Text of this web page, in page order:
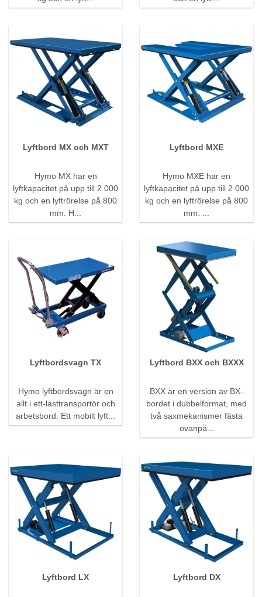
Lyftbord MX och MXT
Hymo MX har en
lyftkapacitet på upp till 2 000
kg och en lyftrörelse på 800
mm. H...
Lyftbord MXE
Hymo MXE har en
lyftkapacitet på upp till 2 000
kg och en lyftrörelse på 800
mm. ...
Lyftbordsvagn TX
Hymo lyftbordsvagn är en
allt i ett-lasttransportör och
arbetsbord. Ett mobilt lyft...
Lyftbord BXX och BXXX
BXX är en version av BX-
bordet i dubbelformat, med
två saxmekanismer fästa
ovanpå...
Lyftbord LX Lyftbord DX